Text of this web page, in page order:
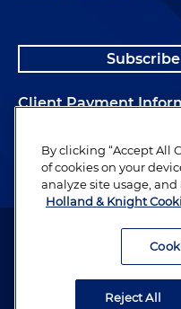
Client Payment
Alumni
Attorney Advertising.
By clicking “Accept All
of cookies on your
analyze site usage,
Holland & Knight
Reject All